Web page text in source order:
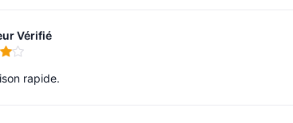
Vérifié
sur 5
rapide.